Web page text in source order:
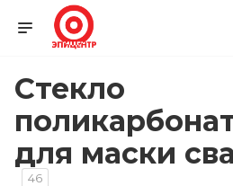
Стекло
для маски
46